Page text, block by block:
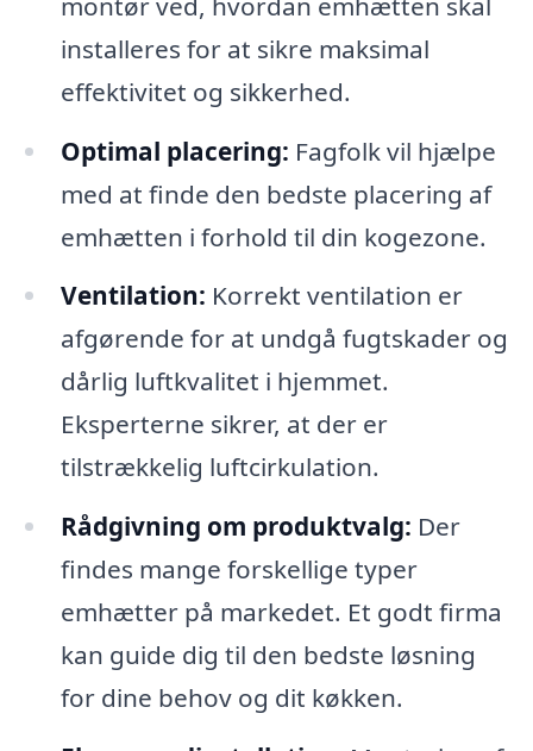
installeres for at sikre maksimal
effektivitet og sikkerhed.
Optimal placering: Fagfolk vil hjælpe
med at finde den bedste placering af
emhætten i forhold til din kogezone.
Ventilation: Korrekt ventilation er
afgørende for at undgå fugtskader og
dårlig luftkvalitet i hjemmet.
Eksperterne sikrer, at der er
tilstrækkelig luftcirkulation.
Rådgivning om produktvalg: Der
findes mange forskellige typer
emhætter på markedet. Et godt firma
kan guide dig til den bedste løsning
for dine behov og dit køkken.